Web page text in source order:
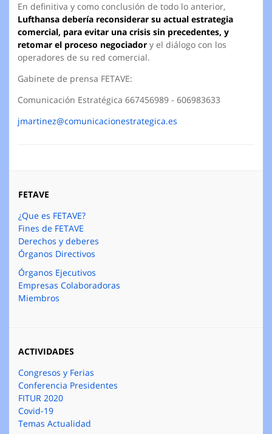
En definitiva y como conclusión de todo lo anterior,
Lufthansa debería reconsiderar su actual estrategia
comercial, para evitar una crisis sin precedentes, y
retomar el proceso negociador y el diálogo con los
operadores de su red comercial.
Gabinete de prensa FETAVE:
Comunicación Estratégica 667456989 - 606983633
jmartinez@comunicacionestrategica.es
FETAVE
¿Que es FETAVE?
Fines de FETAVE
Derechos y deberes
Órganos Directivos
Órganos Ejecutivos
Empresas Colaboradoras
Miembros
ACTIVIDADES
Congresos y Ferias
Conferencia Presidentes
FITUR 2020
Covid-19
Temas Actualidad